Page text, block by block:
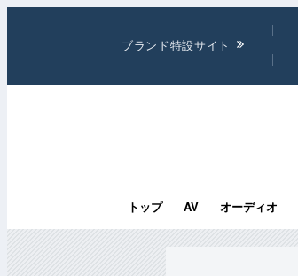
ブランド特設サイト
トップ AV オーディオ